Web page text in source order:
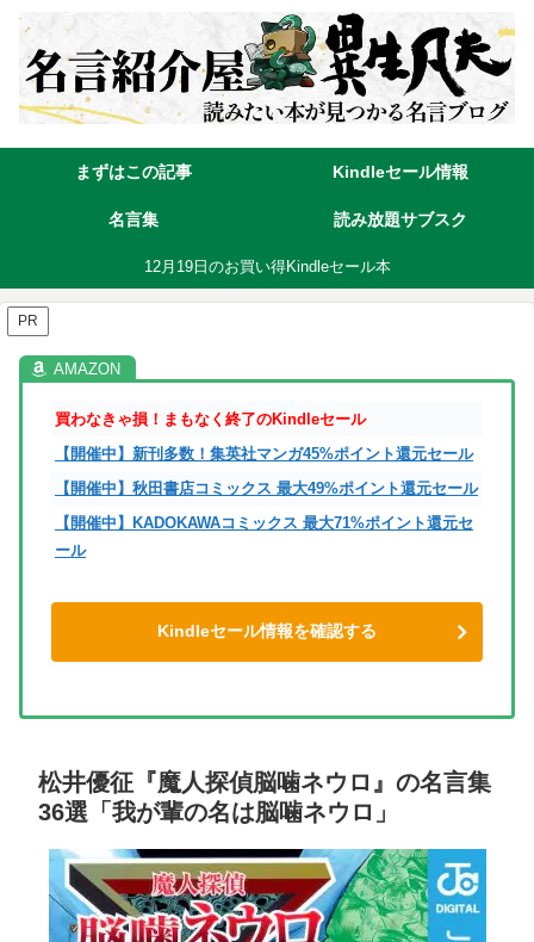
まずはこの記事 Kindleセール情報
名言集 読み放題サブスク
12月19日のお買い得Kindleセール本
PR
買わなきゃ損！まもなく終了のKindleセール
【開催中】新刊多数！集英社マンガ45%ポイント還元セール
【開催中】秋田書店コミックス 最大49%ポイント還元セール
【開催中】KADOKAWAコミックス 最大71%ポイント還元セ
ール
Kindleセール情報を確認する
松井優征『魔人探偵脳噛ネウロ』の名言集
36選「我が輩の名は脳噛ネウロ」